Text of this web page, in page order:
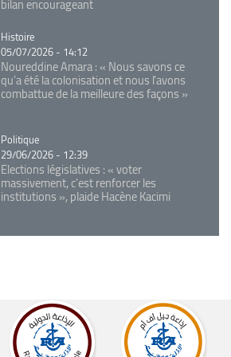
Catégorie
Histoire
05/07/2026 - 14:12
Noureddine Amara : « Nous savons ce
qu’a été la colonisation et nous l’avons
combattue de la meilleure des façons »
Catégorie
Politique
29/06/2026 - 12:39
Elections législatives : « voter
massivement, c'est renforcer les
institutions », plaide Hacène Kacimi